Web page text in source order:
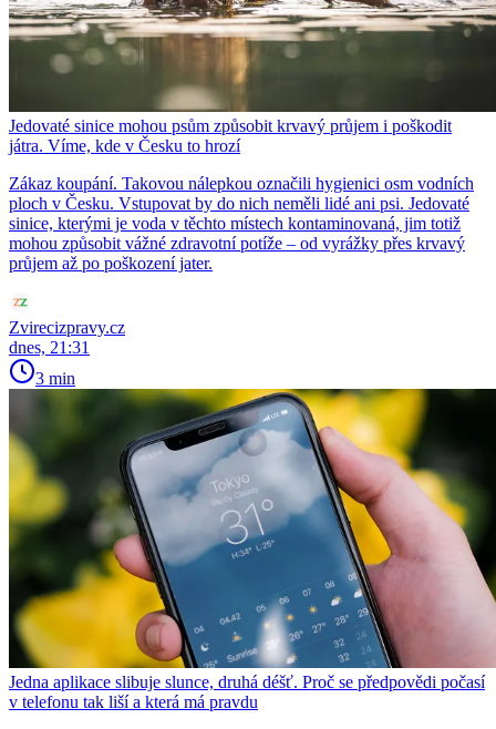
Jedovaté sinice mohou psům způsobit krvavý průjem i poškodit
játra. Víme, kde v Česku to hrozí
Zákaz koupání. Takovou nálepkou označili hygienici osm vodních
ploch v Česku. Vstupovat by do nich neměli lidé ani psi. Jedovaté
sinice, kterými je voda v těchto místech kontaminovaná, jim totiž
mohou způsobit vážné zdravotní potíže – od vyrážky přes krvavý
průjem až po poškození jater.
Zvirecizpravy.cz
dnes, 21:31
3 min
Jedna aplikace slibuje slunce, druhá déšť. Proč se předpovědi počasí
v telefonu tak liší a která má pravdu